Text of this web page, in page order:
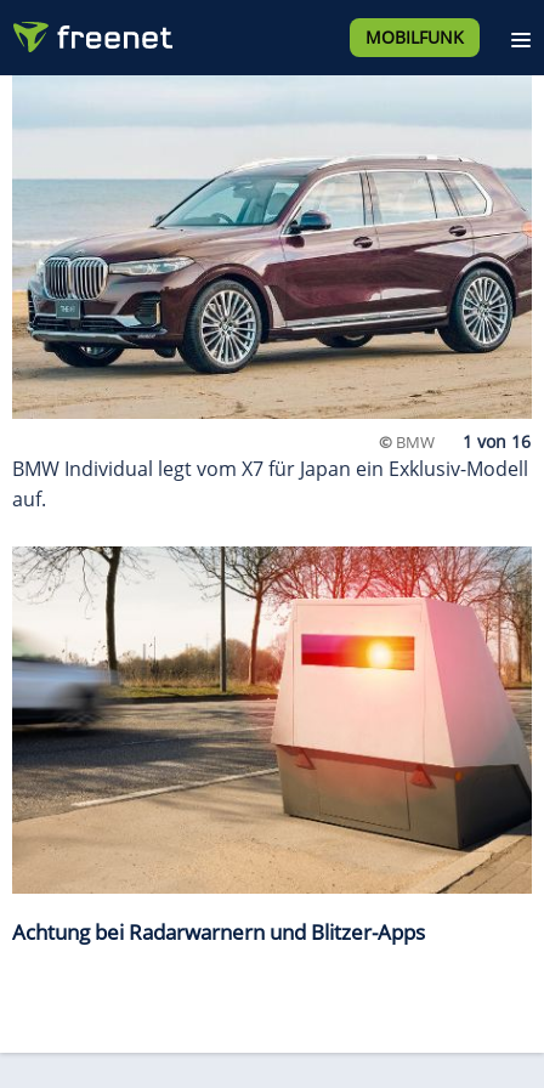
MOBILFUNK
© BMW
BMW Individual legt vom X7 für Japan ein Exklusiv-Modell
auf.
Achtung bei Radarwarnern und Blitzer-Apps